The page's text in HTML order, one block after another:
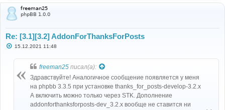
freeman25
phpBB 1.0.0
Re: [3.1][3.2] AddonForThanksForPosts
С15.12.2021 11:48
freeman25 писал(а):
Здравствуйте! Аналогичное сообщение появляется у меня
на phpbb 3.3.5 при установке thanks_for_posts-develop-3.2.x
А включить можно только через STK. Дополнение
addonforthanksforposts-dev_3.2.x вообще не ставится ни